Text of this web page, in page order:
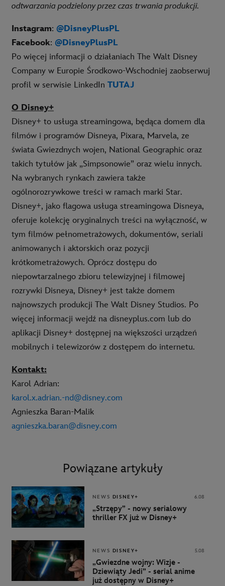
odtwarzania podzielony przez czas trwania produkcji.
Instagram: @DisneyPlusPL
Facebook: @DisneyPlusPL
Po więcej informacji o działaniach The Walt Disney
Company w Europie Środkowo-Wschodniej zaobserwuj
profil w serwisie LinkedIn TUTAJ
O Disney+
Disney+ to usługa streamingowa, będąca domem dla
filmów i programów Disneya, Pixara, Marvela, ze
świata Gwiezdnych wojen, National Geographic oraz
takich tytułów jak „Simpsonowie” oraz wielu innych.
Na wybranych rynkach zawiera także
ogólnorozrywkowe treści w ramach marki Star.
Disney+, jako flagowa usługa streamingowa Disneya,
oferuje kolekcję oryginalnych treści na wyłączność, w
tym filmów pełnometrażowych, dokumentów, seriali
animowanych i aktorskich oraz pozycji
krótkometrażowych. Oprócz dostępu do
niepowtarzalnego zbioru telewizyjnej i filmowej
rozrywki Disneya, Disney+ jest także domem
najnowszych produkcji The Walt Disney Studios. Po
więcej informacji wejdź na disneyplus.com lub do
aplikacji Disney+ dostępnej na większości urządzeń
mobilnych i telewizorów z dostępem do internetu.
Kontakt:
Karol Adrian:
karol.x.adrian.-nd@disney.com
Agnieszka Baran-Malik
agnieszka.baran@disney.com
Powiązane artykuły
NEWS DISNEY+ 6.08
„Strzępy” - nowy serialowy
thriller FX już w Disney+
NEWS DISNEY+ 5.08
„Gwiezdne wojny: Wizje -
Dziewiąty Jedi” - serial anime
już dostępny w Disney+